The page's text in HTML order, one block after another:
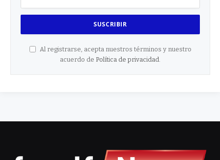
Al registrarse, acepta nuestros términos y nuestro
acuerdo de Política de privacidad